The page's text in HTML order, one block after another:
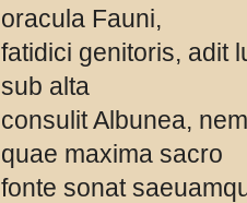
oracula Fauni,
fatidici genitoris, adit
sub alta
consulit Albunea,
quae maxima sacro
fonte sonat